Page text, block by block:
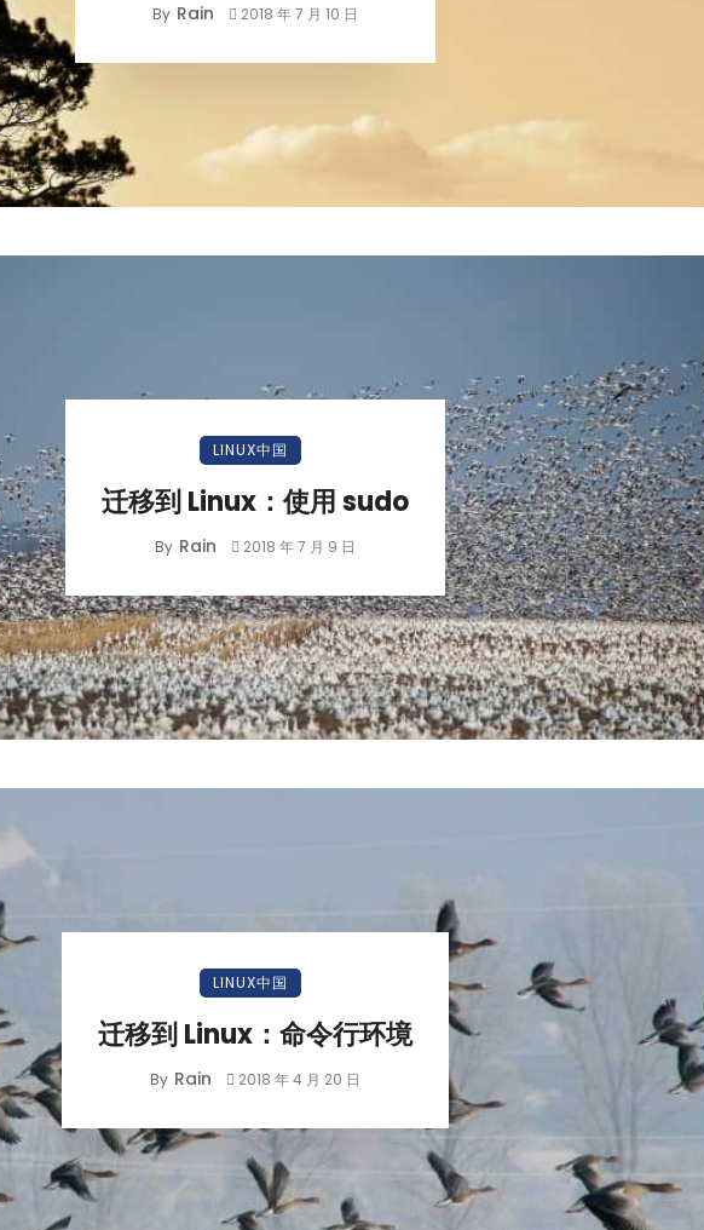
By Rain 2018 年 7 月 10 日
LINUX中国
迁移到 Linux：使用 sudo
By Rain 2018 年 7 月 9 日
LINUX中国
迁移到 Linux：命令行环境
By Rain 2018 年 4 月 20 日
小白观察：Let&apos;s Encrpt 正
过渡到 ISRG Root
更开放的分布式事务 |
升级，更名为 Seata